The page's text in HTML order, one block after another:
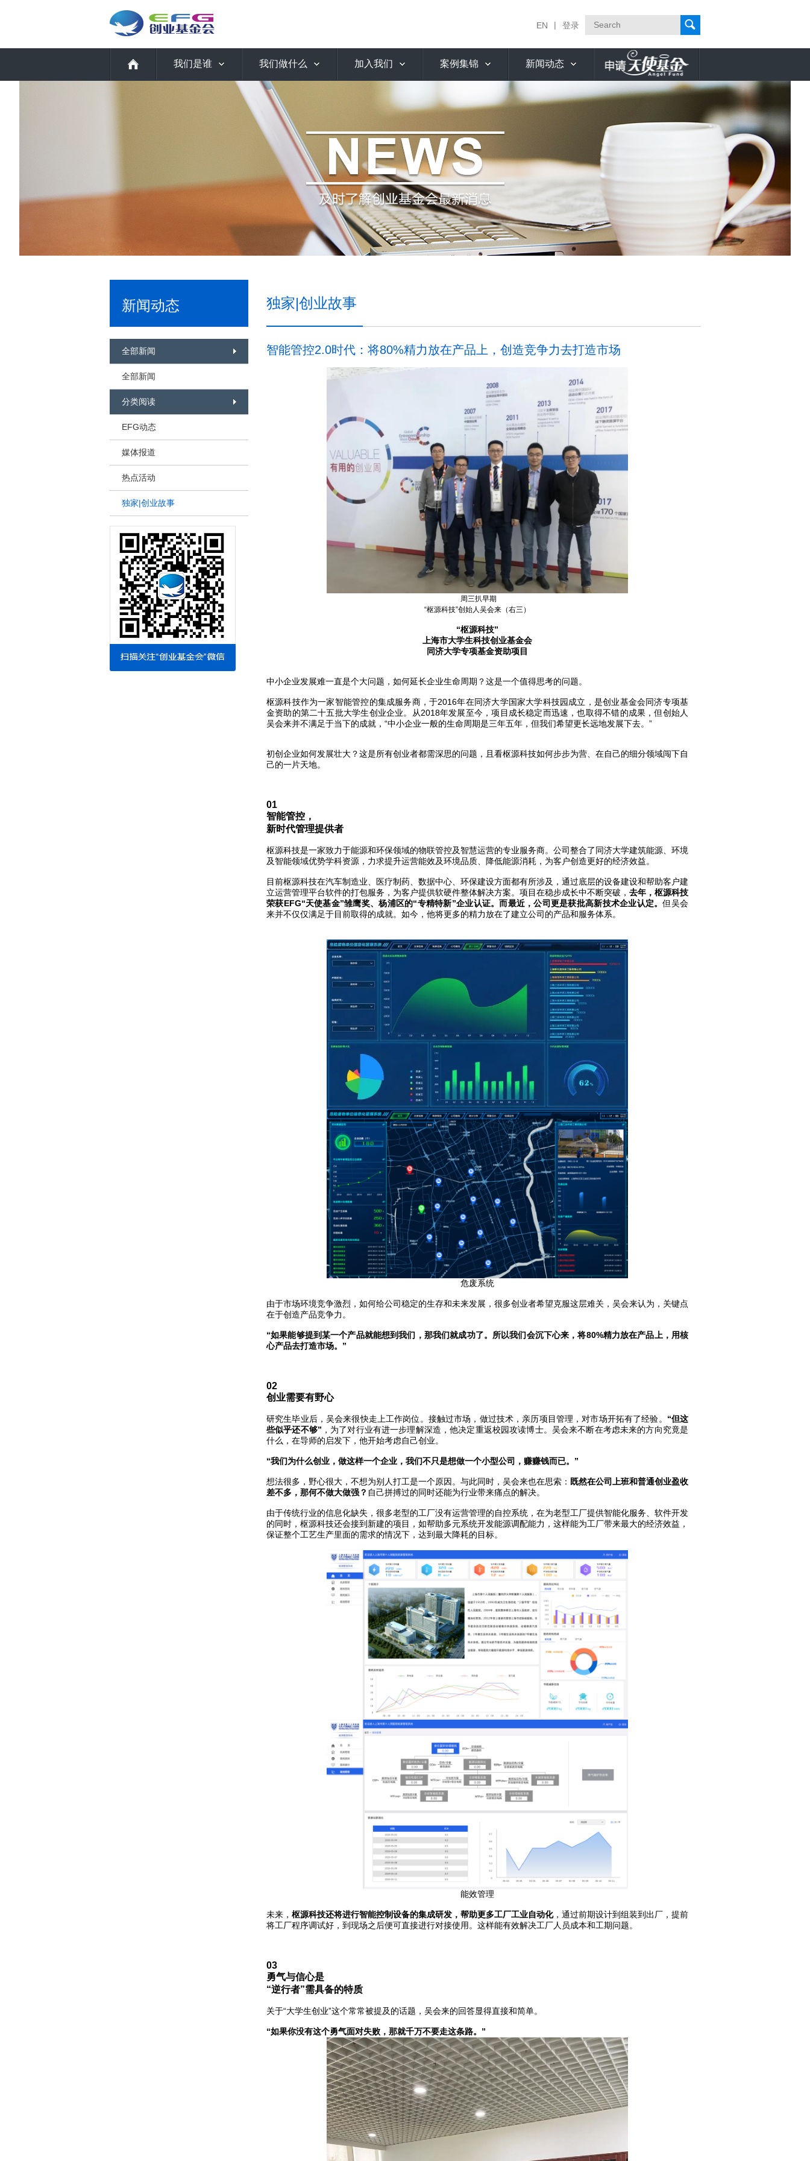
EN | 登录
我们是谁 我们做什么 加入我们 案例集锦 新闻动态
新闻动态
全部新闻
全部新闻
分类阅读
EFG动态
媒体报道
热点活动
独家|创业故事
独家|创业故事
智能管控2.0时代：将80%精力放在产品上，创造竞争力去打造市场
周三扒早期
“枢源科技”创始人吴会来（右三）
“枢源科技”
上海市大学生科技创业基金会
同济大学专项基金资助项目
中小企业发展难一直是个大问题，如何延长企业生命周期？这是一个值得思考的问题。
枢源科技作为一家智能管控的集成服务商，于2016年在同济大学国家大学科技园成立，是创业基金会同济专项基
金资助的第二十五批大学生创业企业。从2018年发展至今，项目成长稳定而迅速，也取得不错的成果，但创始人
吴会来并不满足于当下的成就，“中小企业一般的生命周期是三年五年，但我们希望更长远地发展下去。”
初创企业如何发展壮大？这是所有创业者都需深思的问题，且看枢源科技如何步步为营、在自己的细分领域闯下自
己的一片天地。
01
智能管控，
新时代管理提供者
枢源科技是一家致力于能源和环保领域的物联管控及智慧运营的专业服务商。公司整合了同济大学建筑能源、环境
及智能领域优势学科资源，力求提升运营能效及环境品质、降低能源消耗，为客户创造更好的经济效益。
目前枢源科技在汽车制造业、医疗制药、数据中心、环保建设方面都有所涉及，通过底层的设备建设和帮助客户建
立运营管理平台软件的打包服务，为客户提供软硬件整体解决方案。项目在稳步成长中不断突破， 去年，枢源科技
荣获EFG“天使基金”雏鹰奖、杨浦区的“专精特新”企业认证。而最近，公司更是获批高新技术企业认定。但吴会
来并不仅仅满足于目前取得的成就。如今，他将更多的精力放在了建立公司的产品和服务体系。
危废系统
由于市场环境竞争激烈，如何给公司稳定的生存和未来发展，很多创业者希望克服这层难关，吴会来认为，关键点
在于创造产品竞争力。
“如果能够提到某一个产品就能想到我们，那我们就成功了。所以我们会沉下心来，将80%精力放在产品上，用核
心产品去打造市场。”
02
创业需要有野心
研究生毕业后，吴会来很快走上工作岗位。接触过市场，做过技术，亲历项目管理，对市场开拓有了经验。 “但这
些似乎还不够” ，为了对行业有进一步理解深造，他决定重返校园攻读博士。吴会来不断在考虑未来的方向究竟是
什么，在导师的启发下，他开始考虑自己创业。
“我们为什么创业，做这样一个企业，我们不只是想做一个小型公司，赚赚钱而已。”
想法很多，野心很大，不想为别人打工是一个原因。与此同时，吴会来也在思索： 既然在公司上班和普通创业盈收
差不多，那何不做大做强？ 自己拼搏过的同时还能为行业带来痛点的解决。
由于传统行业的信息化缺失，很多老型的工厂没有运营管理的自控系统，在为老型工厂提供智能化服务、软件开发
的同时，枢源科技还会接到新建的项目，如帮助多元系统开发能源调配能力，这样能为工厂带来最大的经济效益，
保证整个工艺生产里面的需求的情况下，达到最大降耗的目标。
能效管理
未来， 枢源科技还将进行智能控制设备的集成研发，帮助更多工厂工业自动化，通过前期设计到组装到出厂，提前
将工厂程序调试好，到现场之后便可直接进行对接使用。这样能有效解决工厂人员成本和工期问题。
03
勇气与信心是
“逆行者”需具备的特质
关于“大学生创业”这个常常被提及的话题，吴会来的回答显得直接和简单。
“如果你没有这个勇气面对失败，那就千万不要走这条路。”